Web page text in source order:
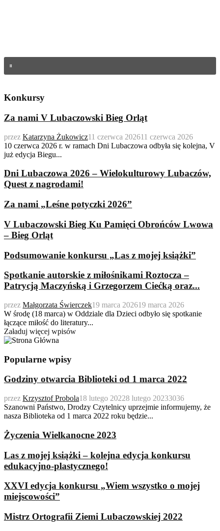
Konkursy
Za nami V Lubaczowski Bieg Orląt
przez Katarzyna Żukowicz11 czerwca 202611 czerwca 2026
10 czerwca 2026 r. w ramach Dni Lubaczowa odbyła się kolejna, V
już edycja Biegu...
Dni Lubaczowa 2026 – Wielokulturowy Lubaczów,
Quest z nagrodami!
Za nami „Leśne potyczki 2026”
V Lubaczowski Bieg Ku Pamięci Obrońców Lwowa
– Bieg Orląt
Podsumowanie konkursu „Las z mojej książki”
Spotkanie autorskie z miłośnikami Roztocza –
Patrycją Maczyńską i Grzegorzem Ciećką oraz...
przez Małgorzata Świerczek19 marca 202619 marca 2026
W środę (18 marca) w Oddziale dla Dzieci odbyło się spotkanie
łączące miłość do literatury...
Załaduj więcej wpisów
Popularne wpisy
Godziny otwarcia Biblioteki od 1 marca 2022
przez Krzysztof Probola18 lutego 20228 lutego 20233036
Szanowni Państwo, Drodzy Czytelnicy uprzejmie informujemy, że
nasza Biblioteka od 1 marca 2022 roku będzie...
Życzenia Wielkanocne 2023
Las z mojej książki – kolejna edycja konkursu
edukacyjno-plastycznego!
XXVI edycja konkursu „Wiem wszystko o mojej
miejscowości”
Mistrz Ortografii Ziemi Lubaczowskiej 2022